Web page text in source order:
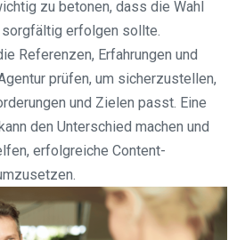
zu betonen, dass die Wahl
sorgfältig erfolgen sollte.
Referenzen, Erfahrungen und
prüfen, um sicherzustellen,
und Zielen passt. Eine
den Unterschied machen und
erfolgreiche Content-